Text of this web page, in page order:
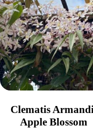
Clematis
Apple Blossom